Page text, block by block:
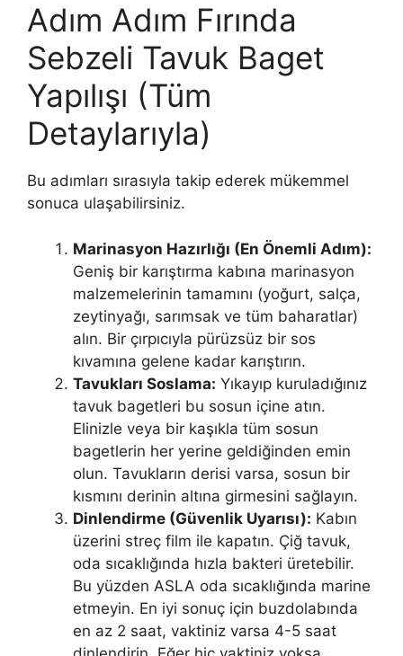
Adım Adım Fırında
Sebzeli Tavuk Baget
Yapılışı (Tüm
Detaylarıyla)
Bu adımları sırasıyla takip ederek mükemmel
sonuca ulaşabilirsiniz.
Marinasyon Hazırlığı (En Önemli Adım):
Geniş bir karıştırma kabına marinasyon
malzemelerinin tamamını (yoğurt, salça,
zeytinyağı, sarımsak ve tüm baharatlar)
alın. Bir çırpıcıyla pürüzsüz bir sos
kıvamına gelene kadar karıştırın.
Tavukları Soslama: Yıkayıp kuruladığınız
tavuk bagetleri bu sosun içine atın.
Elinizle veya bir kaşıkla tüm sosun
bagetlerin her yerine geldiğinden emin
olun. Tavukların derisi varsa, sosun bir
kısmını derinin altına girmesini sağlayın.
Dinlendirme (Güvenlik Uyarısı): Kabın
üzerini streç film ile kapatın. Çiğ tavuk,
oda sıcaklığında hızla bakteri üretebilir.
Bu yüzden ASLA oda sıcaklığında marine
etmeyin. En iyi sonuç için buzdolabında
en az 2 saat, vaktiniz varsa 4-5 saat